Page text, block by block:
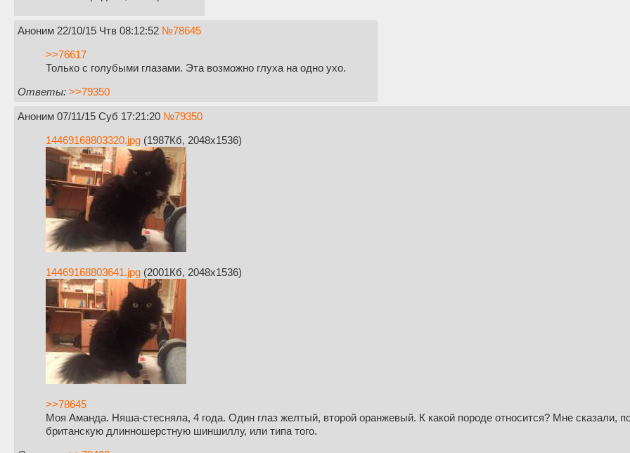
Аноним 22/10/15 Чтв 08:12:52 №78645
>>76617
Только с голубыми глазами. Эта возможно глуха на одно ухо.
Ответы: >>79350
Аноним 07/11/15 Суб 17:21:20 №79350
14469168803320.jpg (1987Кб, 2048x1536)
14469168803641.jpg (2001Кб, 2048x1536)
>>78645
Моя Аманда. Няша-стесняла, 4 года. Один глаз желтый, второй оранжевый. К какой породе относится? Мне сказали,
британскую длинношерстную шиншиллу, или типа того.